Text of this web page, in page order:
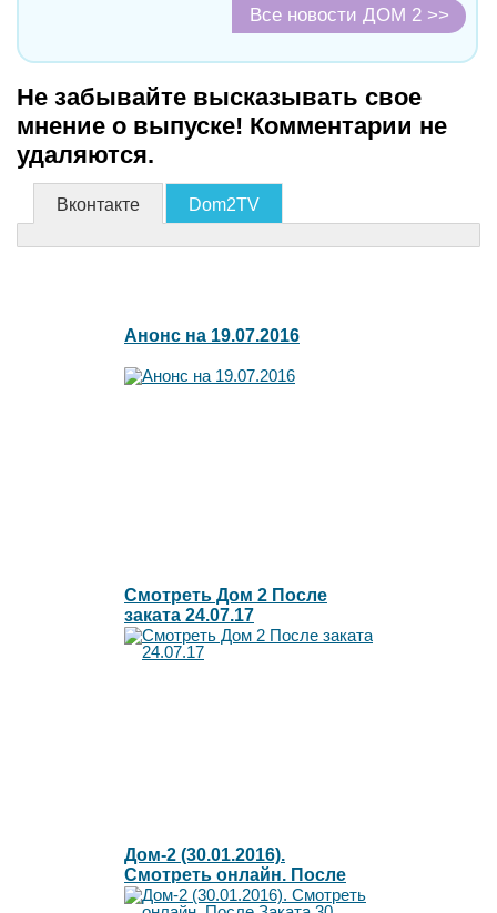
Все новости ДОМ 2 >>
Не забывайте высказывать свое
мнение о выпуске! Комментарии не
удаляются.
Вконтакте Dom2TV
Анонс на 19.07.2016
Смотреть Дом 2 После
заката 24.07.17
Дом-2 (30.01.2016).
Смотреть онлайн. После
Заката 30 января 2016